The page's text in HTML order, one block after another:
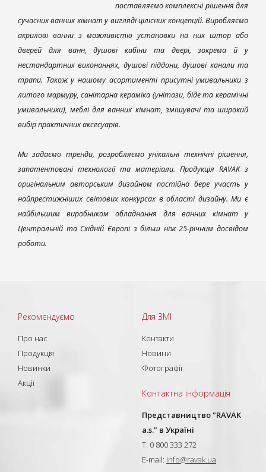
поставляємо комплексні рішення для
сучасних ванних кімнат у вигляді цілісних концепцій. Виробляємо
акрилові ванни з можливістю установки на них штор або
дверей для ванн, душові кабіни та двері, зокрема й у
нестандартних виконаннях, душові піддони, душові канали та
трапи. Також у нашому асортименті присутні умивальники з
литого мармуру, санітарна кераміка (унітази, біде та керамічні
умивальники), меблі для ванних кімнат, змішувачі та широкий
вибір практичних аксесуарів.
Ми задаємо тренди, розробляємо унікальні технічні рішення,
запатентовані технології та матеріали. Продукція RAVAK з
оригінальним авторським дизайном постійно бере участь у
найпрестижніших світових конкурсах в області дизайну. Ми є
найбільшим виробником обладнання для ванних кімнат у
Центральній та Східній Європі з більш ніж 25-річним досвідом
роботи.
Рекомендуємо
Про нас
Продукція
Новинки
Акції
Для ЗМІ
Контакти
Новини
Фотографії
Контактна інформація
Представництво "RAVAK
a.s." в Україні
T: 0 800 333 272
E-mail: info@ravak.ua